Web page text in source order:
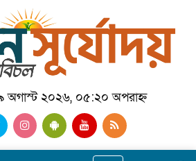
অগাস্ট ২০২৬, ০৫:২০ অপরাহ্ন